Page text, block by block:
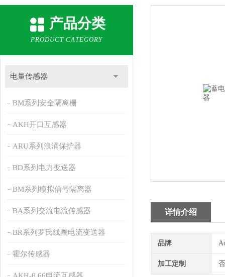
产品分类
PRODUCT CATEGORY
电量传感器
BM系列安全隔离栅
AKH开口互感器
ARU系列浪涌保护器
BD系列电力变送器
BM系列模拟信号隔离器
BA系列交流电流传感器
BR系列罗氏线圈电流变送器
霍尔传感器
详情介绍
品牌
加工定制